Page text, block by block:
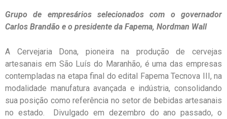
Grupo de empresários selecionados com o governador
Carlos Brandão e o presidente da Fapema, Nordman Wall
A Cervejaria Dona, pioneira na produção de cervejas
artesanais em São Luís do Maranhão, é uma das empresas
contempladas na etapa final do edital Fapema Tecnova III, na
modalidade manufatura avançada e indústria, consolidando
sua posição como referência no setor de bebidas artesanais
no estado. Divulgado em dezembro do ano passado, o